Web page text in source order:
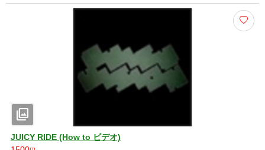
photo_library
JUICY RIDE (How to ビデオ)